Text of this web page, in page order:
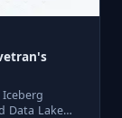
Data Lake